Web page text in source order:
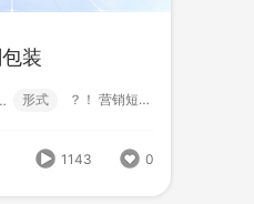
222305020005 形式
装
形式 ？！ 营销短视频; 小视频; 中级款;
1143 0